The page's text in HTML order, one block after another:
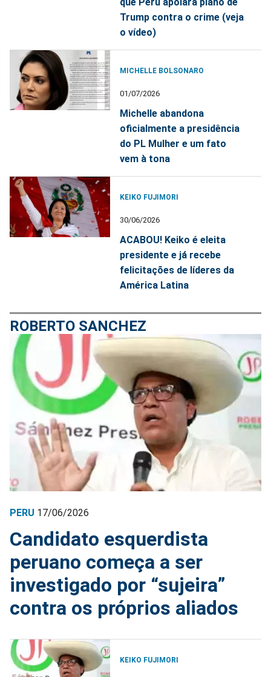
Trump contra o crime (veja
o vídeo)
MICHELLE BOLSONARO
01/07/2026
Michelle abandona
oficialmente a presidência
do PL Mulher e um fato
vem à tona
KEIKO FUJIMORI
30/06/2026
ACABOU! Keiko é eleita
presidente e já recebe
felicitações de líderes da
América Latina
ROBERTO SANCHEZ
PERU 17/06/2026
Candidato esquerdista
peruano começa a ser
investigado por “sujeira”
contra os próprios aliados
KEIKO FUJIMORI